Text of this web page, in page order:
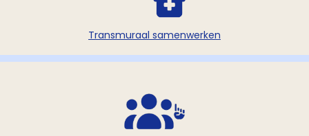
Transmuraal samenwerken